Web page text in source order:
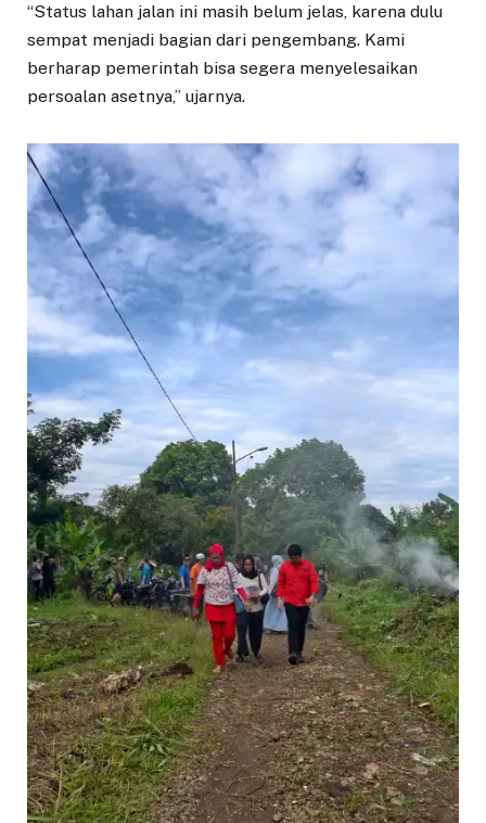
“Status lahan jalan ini masih belum jelas, karena dulu
sempat menjadi bagian dari pengembang. Kami
berharap pemerintah bisa segera menyelesaikan
persoalan asetnya,” ujarnya.